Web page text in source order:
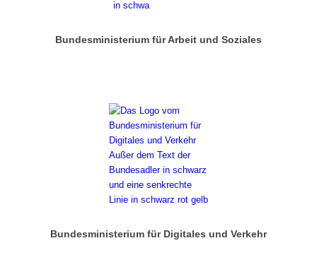
Bundesministerium für Arbeit und Soziales
Bundesministerium für Digitales und Verkehr